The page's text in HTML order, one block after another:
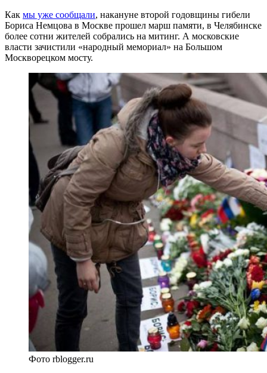
Как мы уже сообщали, накануне второй годовщины гибели
Бориса Немцова в Москве прошел марш памяти, в Челябинске
более сотни жителей собрались на митинг. А московские
власти зачистили «народный мемориал» на Большом
Москворецком мосту.
Фото rblogger.ru